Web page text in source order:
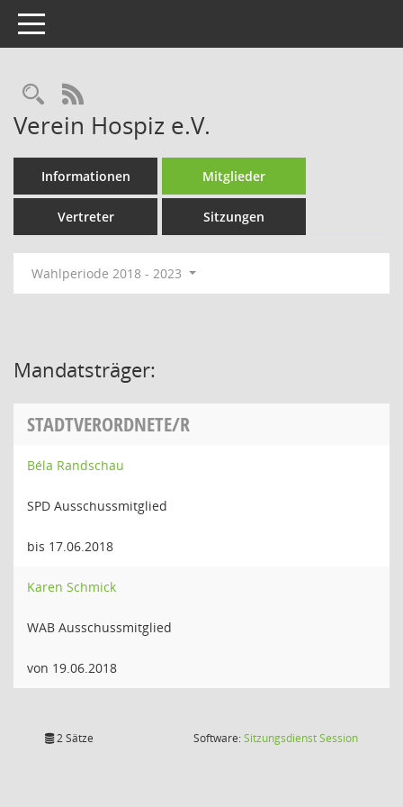
Toggle navigation
Rechercheauswahl
RSS-Feed
Verein Hospiz e.V.
Informationen Mitglieder
Vertreter Sitzungen
Wahlperiode 2018 - 2023
Mandatsträger:
STADTVERORDNETE/R
Béla Randschau
SPD Ausschussmitglied
bis 17.06.2018
Karen Schmick
WAB Ausschussmitglied
von 19.06.2018
2 Sätze Software:SitzungsdienstSession(Wird in